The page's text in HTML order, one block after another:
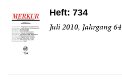
Heft: 734
Juli 2010, Jahrgang 64